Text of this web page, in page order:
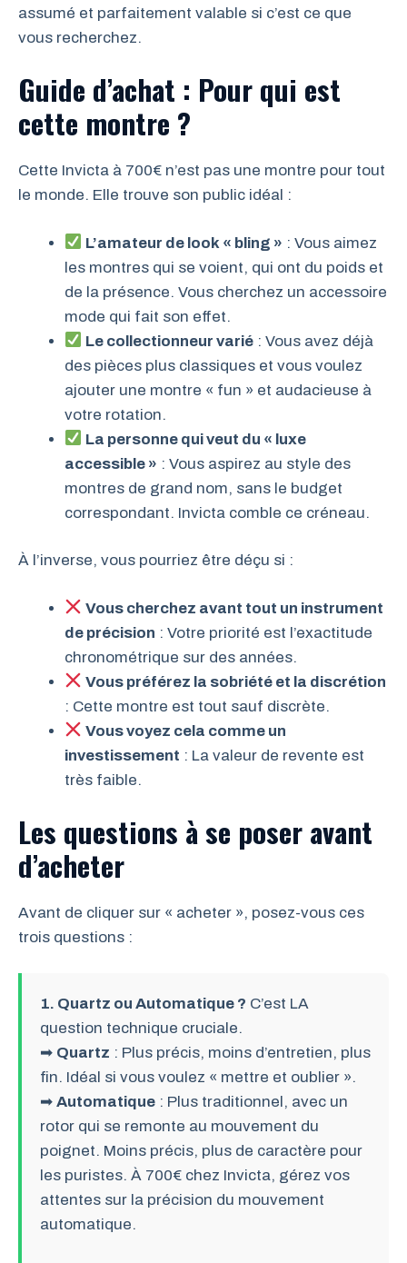
assumé et parfaitement valable si c’est ce que
vous recherchez.
Guide d’achat : Pour qui est
cette montre ?
Cette Invicta à 700€ n’est pas une montre pour tout
le monde. Elle trouve son public idéal :
L’amateur de look « bling » : Vous aimez
les montres qui se voient, qui ont du poids et
de la présence. Vous cherchez un accessoire
mode qui fait son effet.
Le collectionneur varié : Vous avez déjà
des pièces plus classiques et vous voulez
ajouter une montre « fun » et audacieuse à
votre rotation.
La personne qui veut du « luxe
accessible » : Vous aspirez au style des
montres de grand nom, sans le budget
correspondant. Invicta comble ce créneau.
À l’inverse, vous pourriez être déçu si :
Vous cherchez avant tout un instrument
de précision : Votre priorité est l’exactitude
chronométrique sur des années.
Vous préférez la sobriété et la discrétion
: Cette montre est tout sauf discrète.
Vous voyez cela comme un
investissement : La valeur de revente est
très faible.
Les questions à se poser avant
d’acheter
Avant de cliquer sur « acheter », posez-vous ces
trois questions :
1. Quartz ou Automatique ? C’est LA
question technique cruciale.
➡ Quartz : Plus précis, moins d’entretien, plus
fin. Idéal si vous voulez « mettre et oublier ».
➡ Automatique : Plus traditionnel, avec un
rotor qui se remonte au mouvement du
poignet. Moins précis, plus de caractère pour
les puristes. À 700€ chez Invicta, gérez vos
attentes sur la précision du mouvement
automatique.